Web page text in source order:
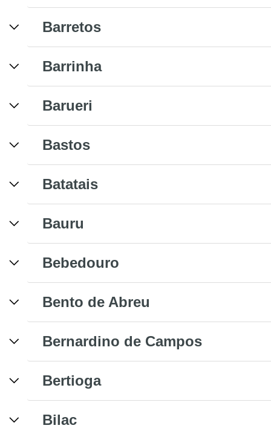
Barretos
Barrinha
Barueri
Bastos
Batatais
Bauru
Bebedouro
Bento de Abreu
Bernardino de Campos
Bertioga
Bilac